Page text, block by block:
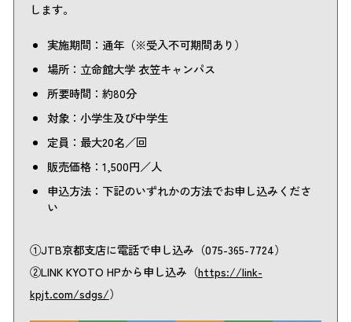
します。
実施期間：通年（※受入不可期間あり）
場所：立命館大学 衣笠キャンパス
所要時間：約80分
対象：小学生及び中学生
定員：最大20名／回
販売価格：1,500円／人
申込方法：下記のいずれかの方法でお申し込みくださ
い
①JTB京都支店に電話で申し込み（075-365-7724）
②LINK KYOTO HPから申し込み（https://link-
kpjt.com/sdgs/）